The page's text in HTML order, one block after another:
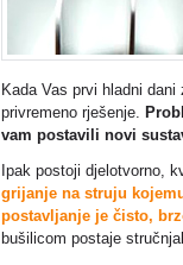
Kada Vas prvi hladni
privremeno rješenje.
vam postavili novi
Ipak postoji djelotvorno,
grijanje na struju
postavljanje je čisto,
bušilicom postaje